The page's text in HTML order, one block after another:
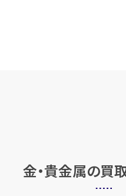
金・貴金属の買